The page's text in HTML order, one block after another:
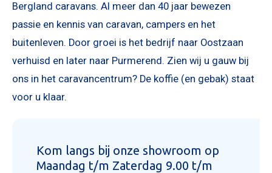
Bergland caravans. Al meer dan 40 jaar bewezen
passie en kennis van caravan, campers en het
buitenleven. Door groei is het bedrijf naar Oostzaan
verhuisd en later naar Purmerend. Zien wij u gauw bij
ons in het caravancentrum? De koffie (en gebak) staat
voor u klaar.
Kom langs bij onze showroom op
Maandag t/m Zaterdag 9.00 t/m